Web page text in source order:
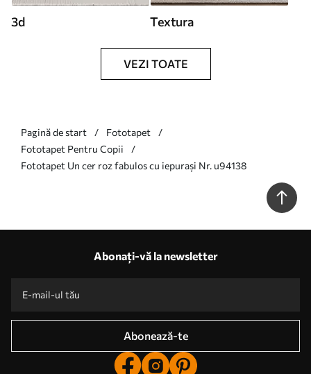
3d Textura
VEZI TOATE
Pagină de start
Fototapet
Fototapet Pentru Copii
Fototapet Un cer roz fabulos cu iepurași Nr. u94138
Abonați-vă la newsletter
Abonează-te